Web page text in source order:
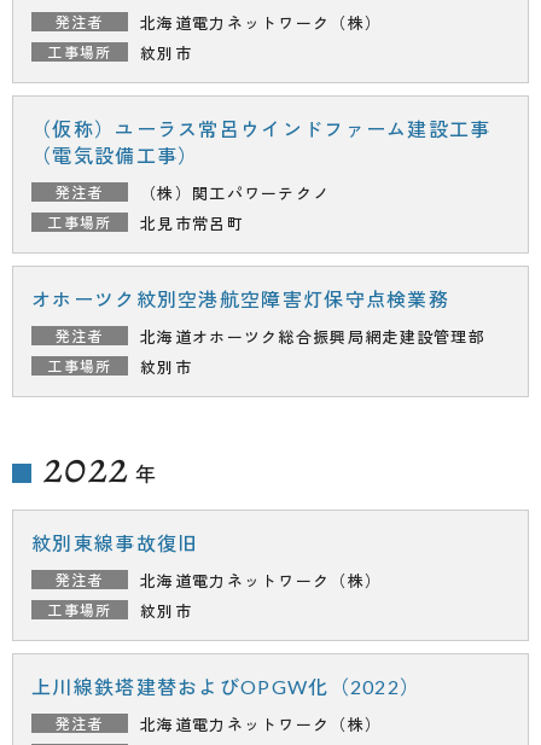
北海道電力ネットワーク（株）
紋別市
（株）関工パワーテクノ
（仮称）ユーラス常呂ウインドファーム建設工事
（電気設備工事）
北見市常呂町
北海道オホーツク総合振興局網走建設管理部
オホーツク紋別空港航空障害灯保守点検業務
紋別市
2022 年
北海道電力ネットワーク（株）
紋別東線事故復旧
紋別市
北海道電力ネットワーク（株）
上川線鉄塔建替およびOPGW化（2022）